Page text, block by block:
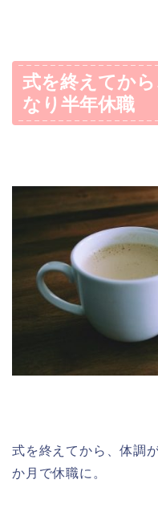
式を終えてか
なり半年休職
式を終えてから、体調
か月で休職に。